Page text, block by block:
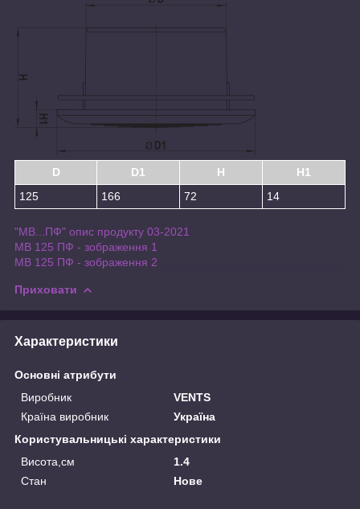
D D1 H
H1
125
166 72 14
"МВ...ПФ" опис продукту 03-2021
МВ 125 ПФ - зображення 1
МВ 125 ПФ - зображення 2
Приховати
Характеристики
Основні атрибути
Виробник
VENTS
Країна виробник
Україна
Користувальницькі характеристики
Висота,см
1.4
Стан
Нове